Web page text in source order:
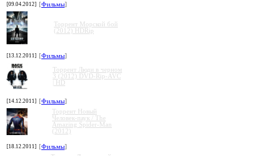
[09.04.2012] [Фильмы]
Торрент Морской бой
(2012) HDRip
[13.12.2011] [Фильмы]
Торрент Люди в черном
3 (2012) DVD-Rip-AVC
| HD
[14.12.2011] [Фильмы]
Торрент Новый
Человек-паук / The
Amazing Spider-Man
(2012)
[18.12.2011] [Фильмы]